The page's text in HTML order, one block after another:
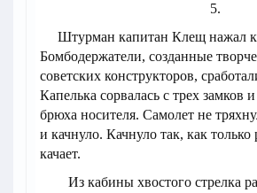
5.
Штурман капитан Клещ нажал
Бомбодержатели, созданные
советских конструкторов,
Капелька сорвалась с трех замков
брюха носителя. Самолет не
и качнуло. Качнуло так, как только
качает.
Из кабины хвостого стрелка